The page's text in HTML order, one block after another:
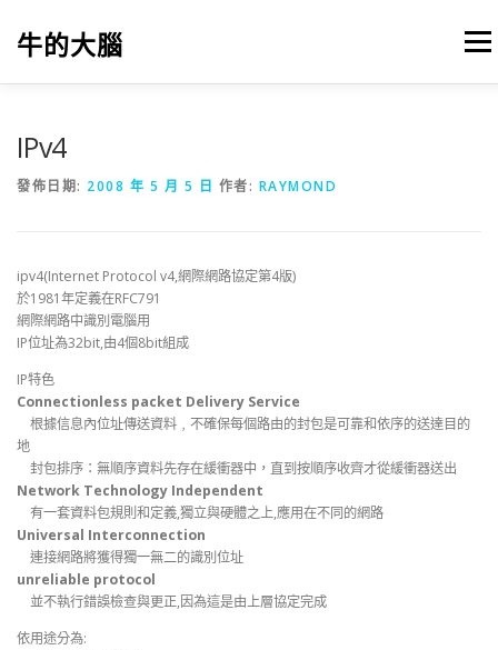
牛的大腦 選單
IPv4
發佈日期: 2008 年 5 月 5 日 作者: RAYMOND
ipv4(Internet Protocol v4,網際網路協定第4版)
於1981年定義在RFC791
網際網路中識別電腦用
IP位址為32bit,由4個8bit組成
IP特色
Connectionless packet Delivery Service
根據信息內位址傳送資料﹐不確保每個路由的封包是可靠和依序的送達目的
地
封包排序：無順序資料先存在緩衝器中，直到按順序收齊才從緩衝器送出
Network Technology Independent
有一套資料包規則和定義,獨立與硬體之上,應用在不同的網路
Universal Interconnection
連接網路將獲得獨一無二的識別位址
unreliable protocol
並不執行錯誤檢查與更正,因為這是由上層協定完成
依用途分為: